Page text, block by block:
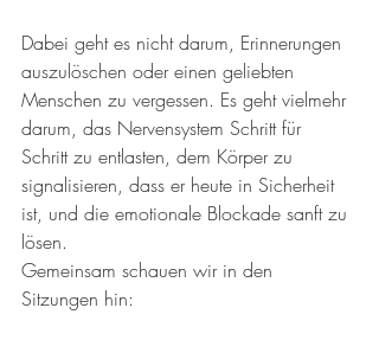
Dabei geht es nicht darum, Erinnerungen
auszulöschen oder einen geliebten
Menschen zu vergessen. Es geht vielmehr
darum, das Nervensystem Schritt für
Schritt zu entlasten, dem Körper zu
signalisieren, dass er heute in Sicherheit
ist, und die emotionale Blockade sanft zu
lösen.
Gemeinsam schauen wir in den
Sitzungen hin: